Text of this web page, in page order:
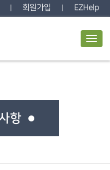
회원가입 EZHelp
T
o
g
n
항